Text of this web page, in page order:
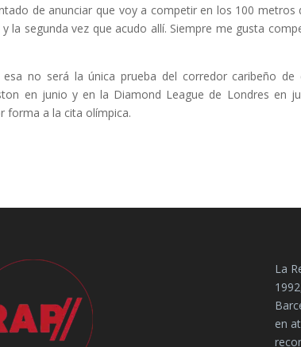
de anunciar que voy a competir en los 100
y la segunda vez que acudo allí. Siempre me gusta
esa no será la única prueba del corredor caribeño
en junio y en la Diamond League de Londres en
forma a la cita olímpica.
La
en